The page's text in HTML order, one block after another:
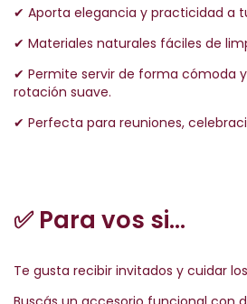
✔ Aporta elegancia y practicidad a
✔ Materiales naturales fáciles de
✔ Permite servir de forma cómoda
rotación suave.
✔ Perfecta para reuniones,
✅Para vos si...
Te gusta recibir invitados y cuidar